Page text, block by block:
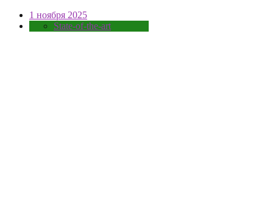
1 ноября 2025
State-of-the-art